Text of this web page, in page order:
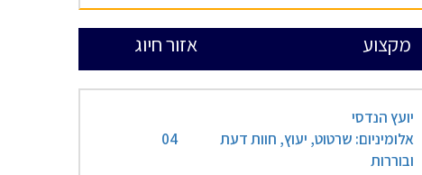
מקצוע אזור חיוג
יועץ הנדסי
אלומיניום: שרטוט, יעוץ, חוות דעת
ובוררות
04